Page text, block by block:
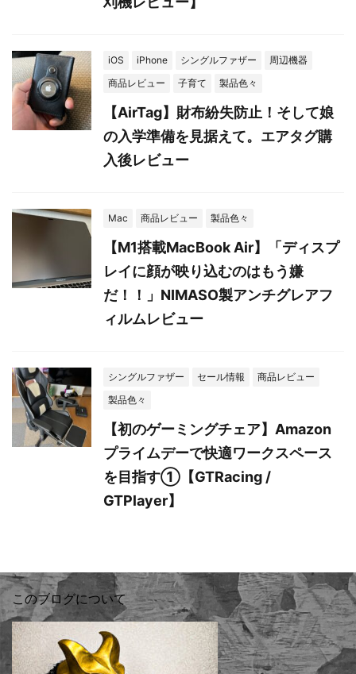
iOS iPhone シングルファザー
周辺機器
商品レビュー
子育て 製品色々
【AirTag】財布紛失防止！そして娘
の入学準備を見据えて。エアタグ購
入後レビュー
Mac 商品レビュー 製品色々
【M1搭載MacBook Air】「ディスプ
レイに顔が映り込むのはもう嫌
だ！！」NIMASO製アンチグレアフ
ィルムレビュー
シングルファザー セール情報
商品レビュー
製品色々
【初のゲーミングチェア】Amazon
プライムデーで快適ワークスペース
を目指す①【GTRacing /
GTPlayer】
このブログについて